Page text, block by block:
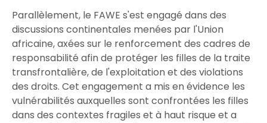
Parallèlement, le FAWE s'est engagé dans des
discussions continentales menées par l'Union
africaine, axées sur le renforcement des cadres de
responsabilité afin de protéger les filles de la traite
transfrontalière, de l'exploitation et des violations
des droits. Cet engagement a mis en évidence les
vulnérabilités auxquelles sont confrontées les filles
dans des contextes fragiles et à haut risque et a